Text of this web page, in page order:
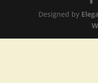
Designed by